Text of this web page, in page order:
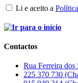
Li e aceito a
Contactos
Rua Ferreira dos
225 370 730